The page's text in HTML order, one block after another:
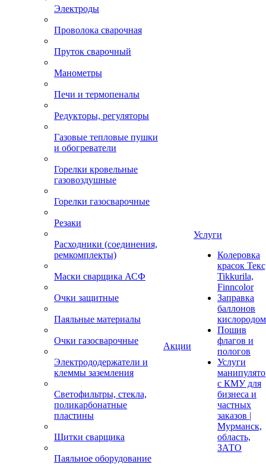
Электроды
Проволока сварочная
Пруток сварочный
Манометры
Печи и термопеналы
Редукторы, регуляторы
Газовые тепловые пушки
и обогреватели
Горелки кровельные
газовоздушные
Горелки газосварочные
Резаки
Расходники (соединения,
ремкомплекты)
Маски сварщика АСФ
Очки защитные
Паяльные материалы
Очки газосварочные
Электрододержатели и
клеммы заземления
Светофильтры, стекла,
поликарбонатные
пластины
Щитки сварщика
Паяльное оборудование
Акции
Услуги
Колеровка
красок
Tikkurila,
Finncolor
Заправка
баллонов
кислородом
Пошив
флагов и
пологов
Услуги
с КМУ для
бизнеса и
частных
заказов |
Мурманск,
область,
ЗАТО